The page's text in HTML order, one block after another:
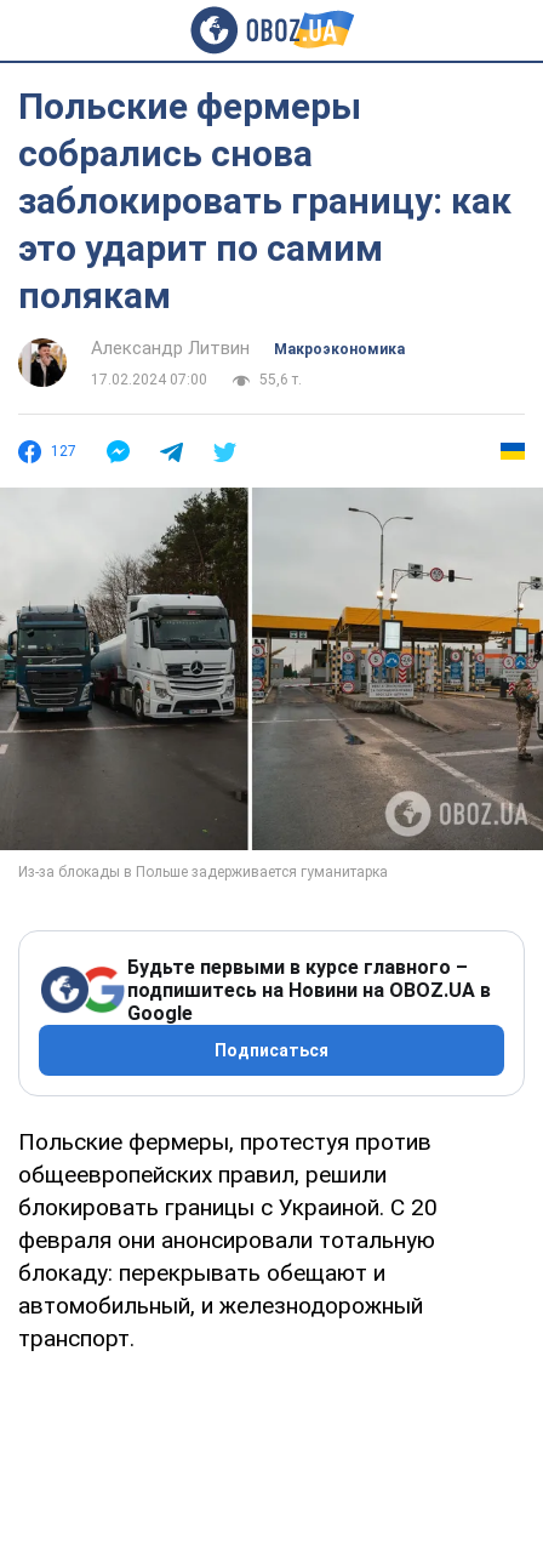
Польские фермеры
собрались снова
заблокировать границу: как
это ударит по самим
полякам
Александр Литвин
Mакроэкономика
17.02.2024 07:00
55,6 т.
127
Будьте первыми в курсе главного –
подпишитесь на Новини на OBOZ.UA в
Google
Подписаться
Польские фермеры, протестуя против
общеевропейских правил, решили
блокировать границы с Украиной. С 20
февраля они анонсировали тотальную
блокаду: перекрывать обещают и
автомобильный, и железнодорожный
транспорт.